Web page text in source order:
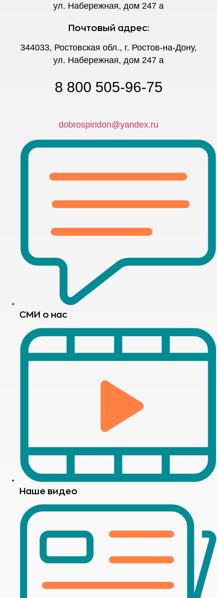
ул. Набережная, дом 247 а
Почтовый адрес:
344033, Ростовская обл., г. Ростов-на-Дону,
ул. Набережная, дом 247 а
8 800 505-96-75
dobrospiridon@yandex.ru
СМИ о нас
Наше видео